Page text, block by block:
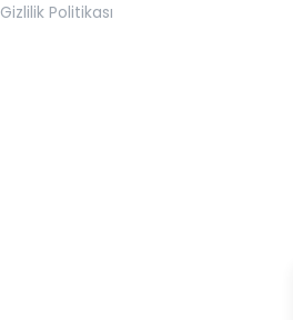
Gizlilik Politikası